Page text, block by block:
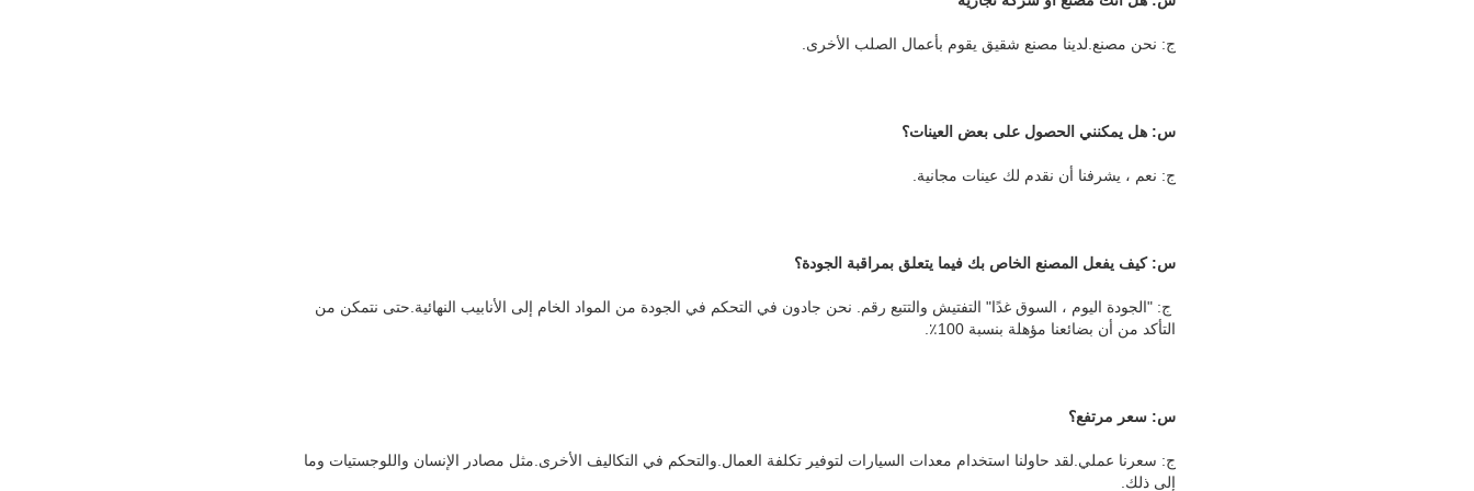
ج: نحن مصنع.لدينا مصنع شقيق يقوم بأعمال الصلب الأخرى.
س: هل يمكنني الحصول على بعض العينات؟
ج: نعم ، يشرفنا أن نقدم لك عينات مجانية.
س: كيف يفعل المصنع الخاص بك فيما يتعلق بمراقبة الجودة؟
التأكد من أن بضائعنا مؤهلة بنسبة 100٪.
س: سعر مرتفع؟
إلى ذلك.